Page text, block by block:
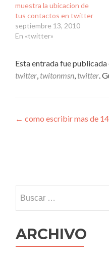
muestra la ubicacion de
tus contactos en twitter
septiembre 13, 2010
En «twitter»
Esta entrada fue publicada
twitter, twitonmsn, twitter.
Navegación
← como escribir mas de
ARCHIVO